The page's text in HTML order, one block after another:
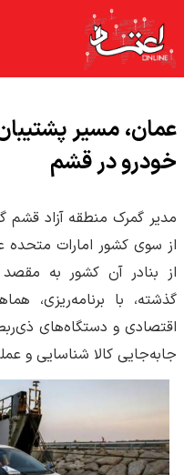
عمان، مسیر
خودرو در قشم
مدیر گمرک منطقه آزاد
از سوی کشور امارات متحده
از بنادر آن کشور به
گذشته، با برنامه‌ریزی،
اقتصادی و دستگاه‌های
جابه‌جایی کالا شناسایی و